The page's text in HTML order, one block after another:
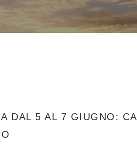
DAL 5 AL 7 GIUGNO: